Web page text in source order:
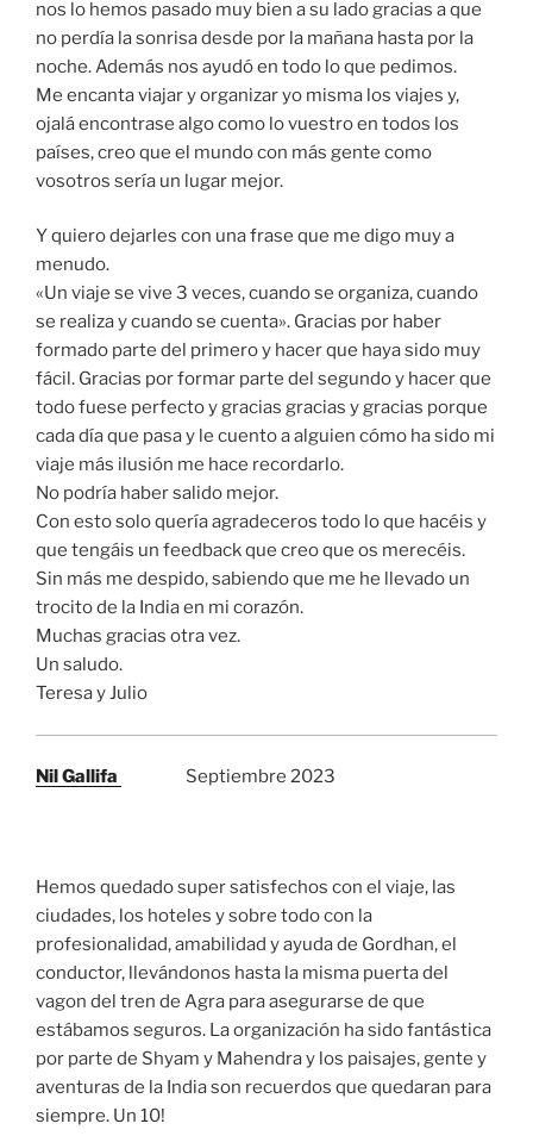
nos lo hemos pasado muy bien a su lado gracias a que
no perdía la sonrisa desde por la mañana hasta por la
noche. Además nos ayudó en todo lo que pedimos.
Me encanta viajar y organizar yo misma los viajes y,
ojalá encontrase algo como lo vuestro en todos los
países, creo que el mundo con más gente como
vosotros sería un lugar mejor.
Y quiero dejarles con una frase que me digo muy a
menudo.
«Un viaje se vive 3 veces, cuando se organiza, cuando
se realiza y cuando se cuenta». Gracias por haber
formado parte del primero y hacer que haya sido muy
fácil. Gracias por formar parte del segundo y hacer que
todo fuese perfecto y gracias gracias y gracias porque
cada día que pasa y le cuento a alguien cómo ha sido mi
viaje más ilusión me hace recordarlo.
No podría haber salido mejor.
Con esto solo quería agradeceros todo lo que hacéis y
que tengáis un feedback que creo que os merecéis.
Sin más me despido, sabiendo que me he llevado un
trocito de la India en mi corazón.
Muchas gracias otra vez.
Un saludo.
Teresa y Julio
Nil Gallifa Septiembre 2023
Hemos quedado super satisfechos con el viaje, las
ciudades, los hoteles y sobre todo con la
profesionalidad, amabilidad y ayuda de Gordhan, el
conductor, llevándonos hasta la misma puerta del
vagon del tren de Agra para asegurarse de que
estábamos seguros. La organización ha sido fantástica
por parte de Shyam y Mahendra y los paisajes, gente y
aventuras de la India son recuerdos que quedaran para
siempre. Un 10!